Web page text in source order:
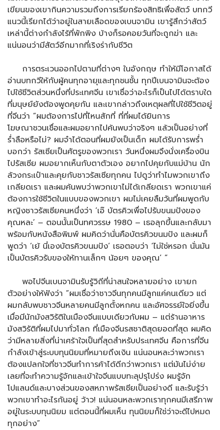
เขียนของเขากินความรวมถึงการเรียกร้องสิทธิเพื่อสัตว์ บทกวี
แนวนี้เรียกได้ว่าอยู่ในสายเลือดของเบนจามิน เขารู้สึกว่าสัตว์
เหล่านี้ต่างกำลังไร้ที่พักพิง บ้างก็รอคอยวันที่จะถูกฆ่า และ
แน่นอนว่ามีสัตว์อีกมากที่เริงร่ากับชีวิต
การตระเวนออกไปตามที่ต่างๆ ในอังกฤษ ทำให้มีโอกาสได้
อ่านบทกวีให้กับผู้คนทุกอายุและทุกชนชั้น ทุกปีเบนจามินจะต้อง
ไปใช้ชีวิตส่วนหนึ่งที่ประเทศจีน เขาเชื่อว่าอะไรก็เป็นไปได้ตราบใด
ที่มนุษย์ยังต้องพูดคุยกัน และเขากล่าวถึงเหตุผลที่ไปใช้ชีวิตอยู่
ที่จีนว่า “ผมต้องการไปที่ไหนสักที่ ที่ที่ผมได้ยินการ
โฆษณาชวนเชื่อและผมอยากไปค้นพบว่าจริงๆ แล้วเป็นอย่างที่
ร่ำลือหรือไม่? ผมจำได้ตอนที่ผมยังเป็นเด็ก ผมได้รับการพร่ำ
บอกว่า รัสเซียเป็นศัตรูของพวกเรา วันหนึ่งผมจึงนั่งเครื่องบิน
ไปรัสเซีย ผมอยากเห็นกับตาตัวเอง อยากไปคุยกับแม่บ้าน นัก
ล้วงกระเป๋าและคุยกับชาวรัสเซียทุกคน ไปดูว่าทำไมพวกเขาถึง
เกลียดเรา และผมค้นพบว่าพวกเขาไม่ได้เกลียดเรา พวกเขาแค่
ต้องการใช้ชีวิตในแบบของพวกเขา ผมไม่เคยลืมวันที่ผมพูดกับ
หญิงชาวรัสเซียคนหนึ่งว่า ‘เอ๊ บัตรคิวเพื่อไปรับขนมปังของ
คุณหละ’ – ตอนนั้นเป็นทศวรรษ 1980 – เธอลุกขึ้นและกลับมา
พร้อมกับหนังสือพิมพ์ ผมคิดว่านั่นคือบัตรคิวขนมปัง และผมก็
พูดว่า ‘เย้ นี่เองบัตรคิวขนมปัง’ เธอตอบว่า ‘ไม่ใช่หรอก นั่นมัน
เป็นบัตรคิวรับของให้ทานเล็กๆ น้อยๆ ของคุณ’ ”
พอไปจีนเบนจามินรับรู้วิถีที่น่าสนใจหลายอย่าง เขายก
ตัวอย่างให้ฟังว่า “ผมเชื่อว่าชาวจีนทุกคนมีลูกแค่คนเดียว แต่
ผมกลับพบชาวจีนหลายคนมีลูกตั้งหกคน และอัศจรรย์ใจยิ่งขึ้น
เมื่อมีนักมังสวิรัติในเมืองจีนแบบเดียวกับผม – แต่ร้านอาหาร
มังสวิรัติที่ผมไปมาทั่วโลก ที่เมืองจีนรสชาติสุดยอดที่สุด ผมคิด
ว่ามีหลายสิ่งที่น่าเศร้าใจเป็นที่สุดสำหรับประเทศจีน คือการที่จีน
กำลังเข้าสู่ระบบทุนนิยมที่หมายถึงเงิน แน่นอนหละว่าพวกเรา
ต้องแปลกใจที่ชาวจีนทำการค้าได้ดีกว่าพวกเรา แต่มันไม่ง่าย
เลยที่จะทำความรู้จักและเข้าใจจีนแบบทะลุปรุโปร่ง ผมรู้จัก
โปแลนด์และบางส่วนของสหภาพรัสเซียเป็นอย่างดี และรับรู้ว่า
พวกเขาทำอะไรกันอยู่ ว้าว! แน่นอนหละพวกเราทุกคนมีเสรีภาพ
อยู่ในระบบทุนนิยม แต่ตอนนี้ที่ผมเห็น ทุนนิยมก็ใช่ว่าจะดีไปหมด
ทุกอย่าง”